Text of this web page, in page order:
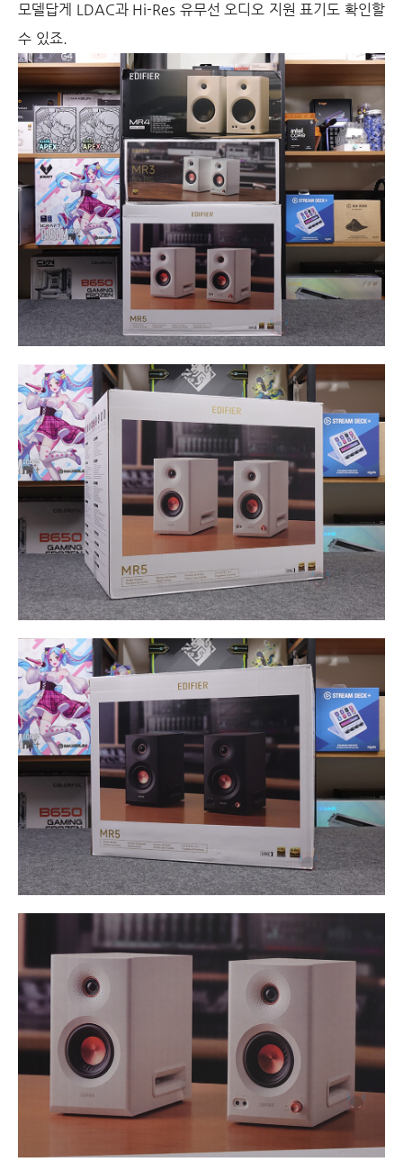
모델답게 LDAC과 Hi-Res 유무선 오디오 지원 표기도 확인할
수 있죠.